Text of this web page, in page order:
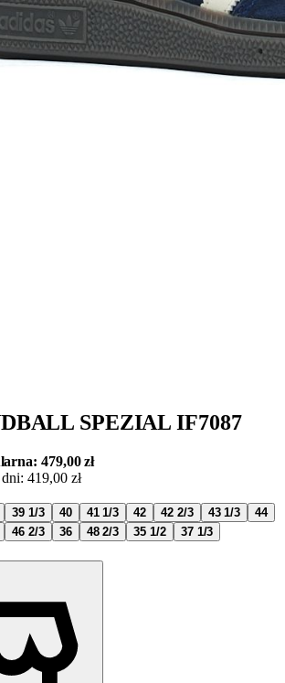
SPEZIAL IF7087
479,00zł
419,00 zł
39 1/3 40 41 1/3 42 42 2/3 43 1/3
44
46 2/3 36 48 2/3 35 1/2
37 1/3